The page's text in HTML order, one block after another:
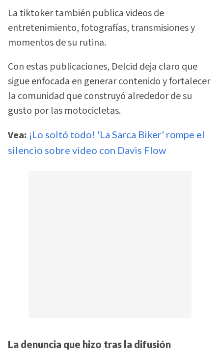
La tiktoker también publica videos de
entretenimiento, fotografías, transmisiones y
momentos de su rutina.
Con estas publicaciones, Delcid deja claro que
sigue enfocada en generar contenido y fortalecer
la comunidad que construyó alrededor de su
gusto por las motocicletas.
Vea: ¡Lo soltó todo! 'La Sarca Biker' rompe el
silencio sobre video con Davis Flow
La denuncia que hizo tras la difusión